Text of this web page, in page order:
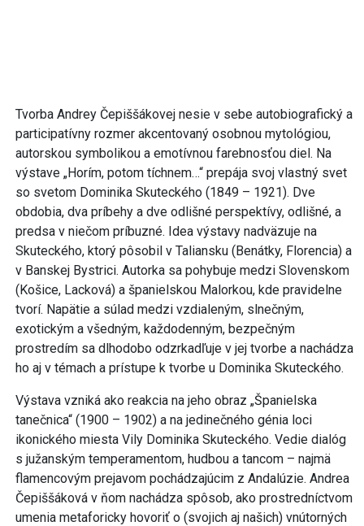
Tvorba Andrey Čepiššákovej nesie v sebe autobiografický a
participatívny rozmer akcentovaný osobnou mytológiou,
autorskou symbolikou a emotívnou farebnosťou diel. Na
výstave „Horím, potom tíchnem…“ prepája svoj vlastný svet
so svetom Dominika Skuteckého (1849 – 1921). Dve
obdobia, dva príbehy a dve odlišné perspektívy, odlišné, a
predsa v niečom príbuzné. Idea výstavy nadväzuje na
Skuteckého, ktorý pôsobil v Taliansku (Benátky, Florencia) a
v Banskej Bystrici. Autorka sa pohybuje medzi Slovenskom
(Košice, Lacková) a španielskou Malorkou, kde pravidelne
tvorí. Napätie a súlad medzi vzdialeným, slnečným,
exotickým a všedným, každodenným, bezpečným
prostredím sa dlhodobo odzrkadľuje v jej tvorbe a nachádza
ho aj v témach a prístupe k tvorbe u Dominika Skuteckého.
Výstava vzniká ako reakcia na jeho obraz „Španielska
tanečnica“ (1900 – 1902) a na jedinečného génia loci
ikonického miesta Vily Dominika Skuteckého. Vedie dialóg
s južanským temperamentom, hudbou a tancom – najmä
flamencovým prejavom pochádzajúcim z Andalúzie. Andrea
Čepiššáková v ňom nachádza spôsob, ako prostredníctvom
umenia metaforicky hovoriť o (svojich aj našich) vnútorných